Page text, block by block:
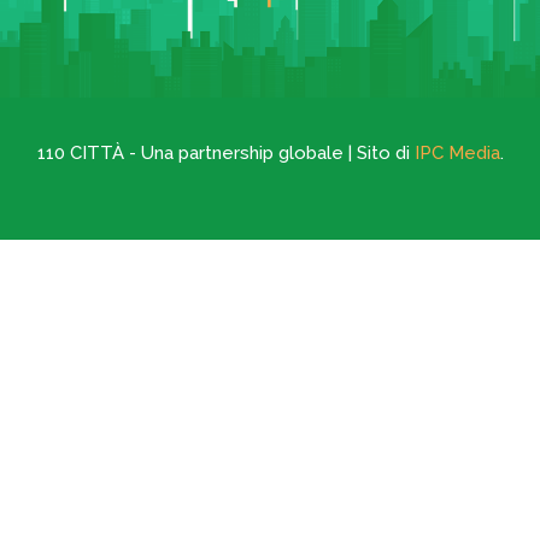
110 CITTÀ - Una partnership globale | Sito di IPC Media.